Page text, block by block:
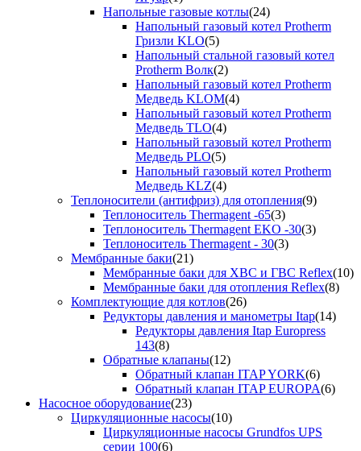
Напольные газовые котлы(24)
Напольный газовый котел Protherm
Гризли KLO(5)
Напольный стальной газовый котел
Protherm Волк(2)
Напольный газовый котел Protherm
Медведь KLOM(4)
Напольный газовый котел Protherm
Медведь TLO(4)
Напольный газовый котел Protherm
Медведь PLO(5)
Напольный газовый котел Protherm
Медведь KLZ(4)
Теплоносители (антифриз) для отопления(9)
Теплоноситель Thermagent -65(3)
Теплоноситель Thermagent EKO -30(3)
Теплоноситель Thermagent - 30(3)
Мембранные баки(21)
Мембранные баки для ХВС и ГВС Reflex(10)
Мембранные баки для отопления Reflex(8)
Комплектующие для котлов(26)
Редукторы давления и манометры Itap(14)
Редукторы давления Itap Europress
143(8)
Обратные клапаны(12)
Обратный клапан ITAP YORK(6)
Обратный клапан ITAP EUROPA(6)
Насосное оборудование(23)
Циркуляционные насосы(10)
Циркуляционные насосы Grundfos UPS
серии 100(6)